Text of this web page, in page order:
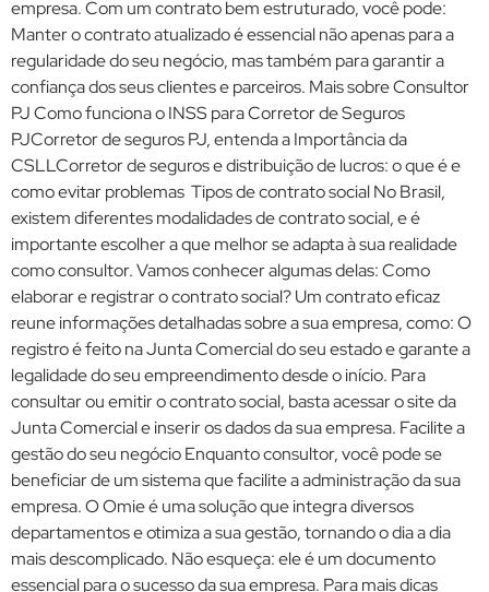
empresa. Com um contrato bem estruturado, você pode:
Manter o contrato atualizado é essencial não apenas para a
regularidade do seu negócio, mas também para garantir a
confiança dos seus clientes e parceiros. Mais sobre Consultor
PJ Como funciona o INSS para Corretor de Seguros
PJCorretor de seguros PJ, entenda a Importância da
CSLLCorretor de seguros e distribuição de lucros: o que é e
como evitar problemas Tipos de contrato social No Brasil,
existem diferentes modalidades de contrato social, e é
importante escolher a que melhor se adapta à sua realidade
como consultor. Vamos conhecer algumas delas: Como
elaborar e registrar o contrato social? Um contrato eficaz
reune informações detalhadas sobre a sua empresa, como: O
registro é feito na Junta Comercial do seu estado e garante a
legalidade do seu empreendimento desde o início. Para
consultar ou emitir o contrato social, basta acessar o site da
Junta Comercial e inserir os dados da sua empresa. Facilite a
gestão do seu negócio Enquanto consultor, você pode se
beneficiar de um sistema que facilite a administração da sua
empresa. O Omie é uma solução que integra diversos
departamentos e otimiza a sua gestão, tornando o dia a dia
mais descomplicado. Não esqueça: ele é um documento
essencial para o sucesso da sua empresa. Para mais dicas